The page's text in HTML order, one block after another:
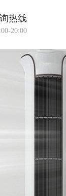
热线
20:00